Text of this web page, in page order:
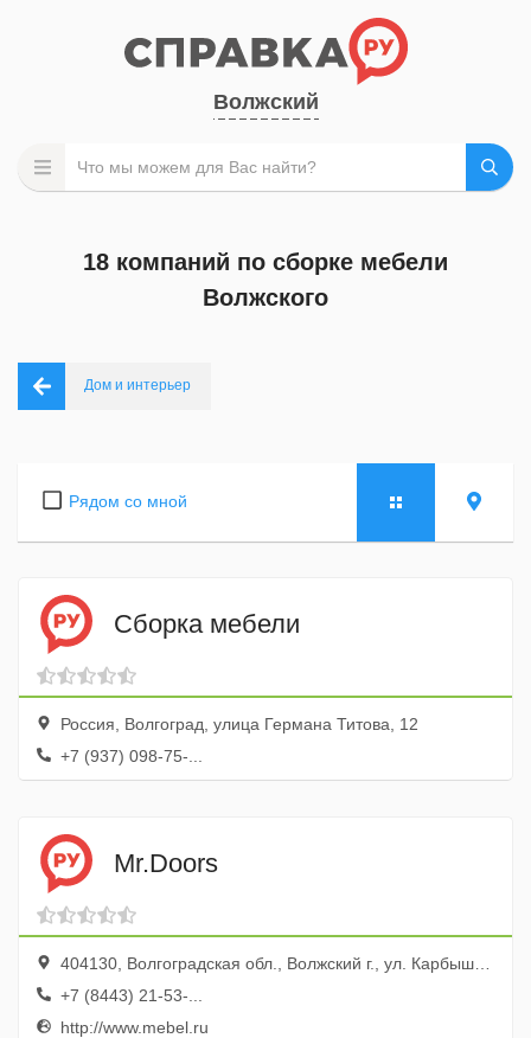
Волжский
18 компаний по сборке мебели
Волжского
Дом и интерьер
Рядом со мной
Сборка мебели
Россия, Волгоград, улица Германа Титова, 12
+7 (937) 098-75-...
Mr.Doors
404130, Волгоградская обл., Волжский г., ул. Карбышева, 47а, ТЦ Простор
+7 (8443) 21-53-...
http://www.mebel.ru